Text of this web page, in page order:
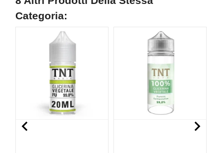
Categoria:
NON DISPONIBILE
 